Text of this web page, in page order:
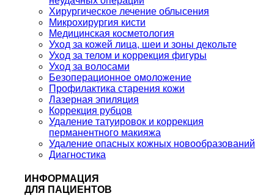
Хирургическое лечение облысения
Микрохирургия кисти
Медицинская косметология
Уход за кожей лица, шеи и зоны декольте
Уход за телом и коррекция фигуры
Уход за волосами
Безоперационное омоложение
Профилактика старения кожи
Лазерная эпиляция
Коррекция рубцов
Удаление татуировок и коррекция
перманентного макияжа
Удаление опасных кожных новообразований
Диагностика
ИНФОРМАЦИЯ
ДЛЯ ПАЦИЕНТОВ